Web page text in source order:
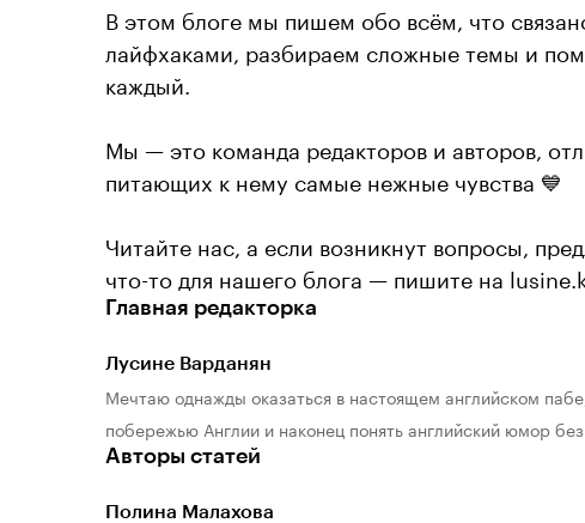
В этом блоге мы пишем обо всём, что
лайфхаками, разбираем сложные темы и
каждый.
Мы — это команда редакторов и авторов,
питающих к нему самые нежные чувства 💙
Читайте нас, а если возникнут вопросы,
что-то для нашего блога — пишите на
Главная редакторка
Лусине Варданян
Мечтаю однажды оказаться в настоящем английском
побережью Англии и наконец понять английский юмор
Авторы статей
Полина Малахова